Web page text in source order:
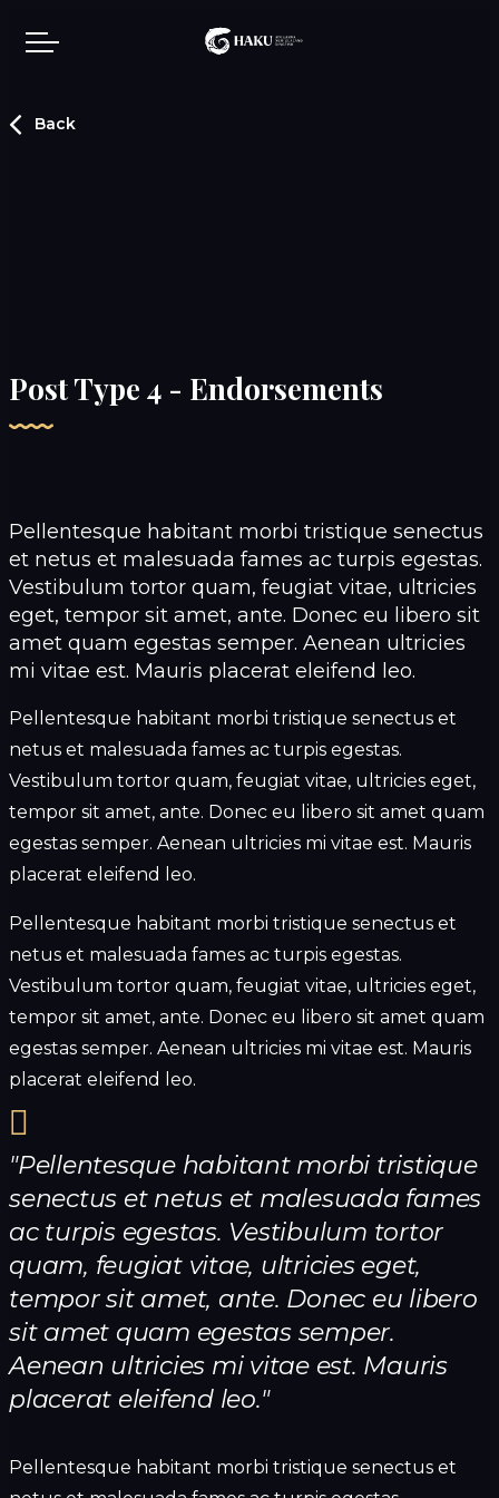
Skip to main content
Back
Post Type 4 - Endorsements
Pellentesque habitant morbi tristique senectus
et netus et malesuada fames ac turpis egestas.
Vestibulum tortor quam, feugiat vitae, ultricies
eget, tempor sit amet, ante. Donec eu libero sit
amet quam egestas semper. Aenean ultricies
mi vitae est. Mauris placerat eleifend leo.
Pellentesque habitant morbi tristique senectus et
netus et malesuada fames ac turpis egestas.
Vestibulum tortor quam, feugiat vitae, ultricies eget,
tempor sit amet, ante. Donec eu libero sit amet quam
egestas semper. Aenean ultricies mi vitae est. Mauris
placerat eleifend leo.
Pellentesque habitant morbi tristique senectus et
netus et malesuada fames ac turpis egestas.
Vestibulum tortor quam, feugiat vitae, ultricies eget,
tempor sit amet, ante. Donec eu libero sit amet quam
egestas semper. Aenean ultricies mi vitae est. Mauris
placerat eleifend leo.
"Pellentesque habitant morbi tristique
senectus et netus et malesuada fames
ac turpis egestas. Vestibulum tortor
quam, feugiat vitae, ultricies eget,
tempor sit amet, ante. Donec eu libero
sit amet quam egestas semper.
Aenean ultricies mi vitae est. Mauris
placerat eleifend leo."
Pellentesque habitant morbi tristique senectus et